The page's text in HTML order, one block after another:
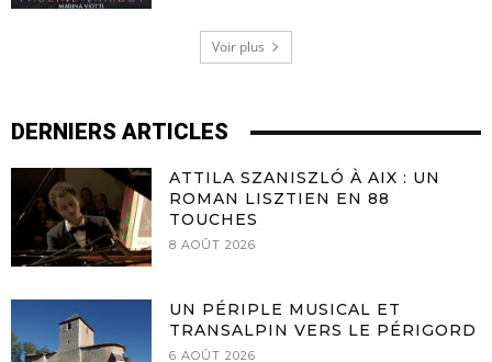
Voir plus
DERNIERS ARTICLES
ATTILA SZANISZLÓ À AIX : UN
ROMAN LISZTIEN EN 88
TOUCHES
8 AOÛT 2026
UN PÉRIPLE MUSICAL ET
TRANSALPIN VERS LE PÉRIGORD
6 AOÛT 2026